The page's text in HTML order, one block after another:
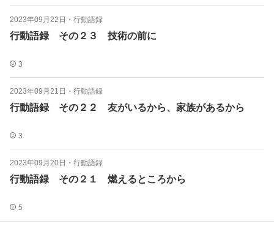
2023年09月22日 ・ 行動語録
行動語録 その２３ 技術の前に
3
2023年09月21日 ・ 行動語録
行動語録 その２２ 友がいるから、家族があるから
3
2023年09月20日 ・ 行動語録
行動語録 その２１ 燃えるところから
5